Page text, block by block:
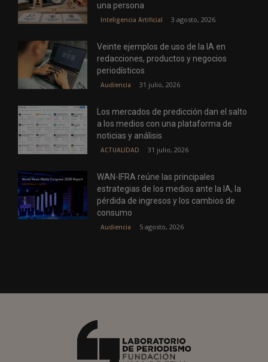
una persona
Inteligencia Artificial 3 agosto, 2026
Veinte ejemplos de uso de la IA en
redacciones, productos y negocios
periodísticos
Audiencia 31 julio, 2026
Los mercados de predicción dan el salto
a los medios con una plataforma de
noticias y análisis
ACTUALIDAD 31 julio, 2026
WAN-IFRA reúne las principales
estrategias de los medios ante la IA, la
pérdida de ingresos y los cambios de
consumo
Audiencia 5 agosto, 2026